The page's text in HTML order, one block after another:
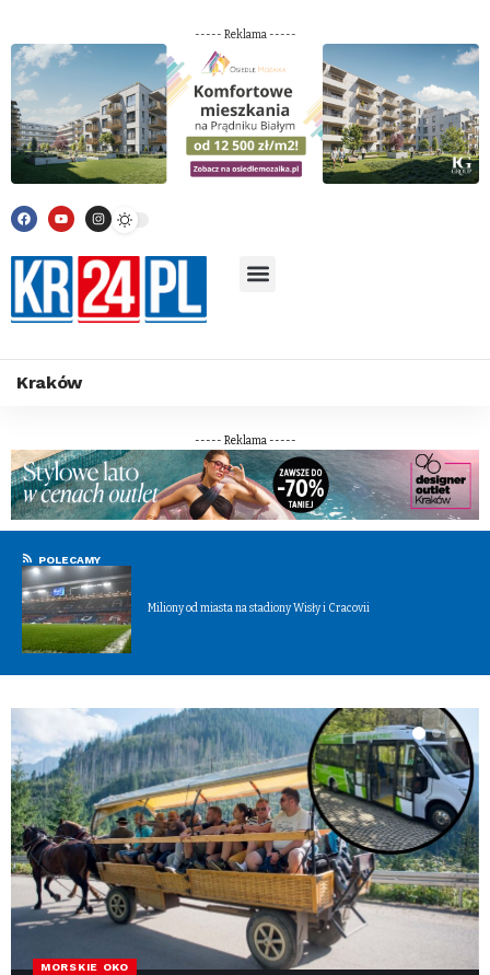
----- Reklama -----
Kraków
----- Reklama -----
POLECAMY
Miliony od miasta na stadiony Wisły i Cracovii
MORSKIE OKO